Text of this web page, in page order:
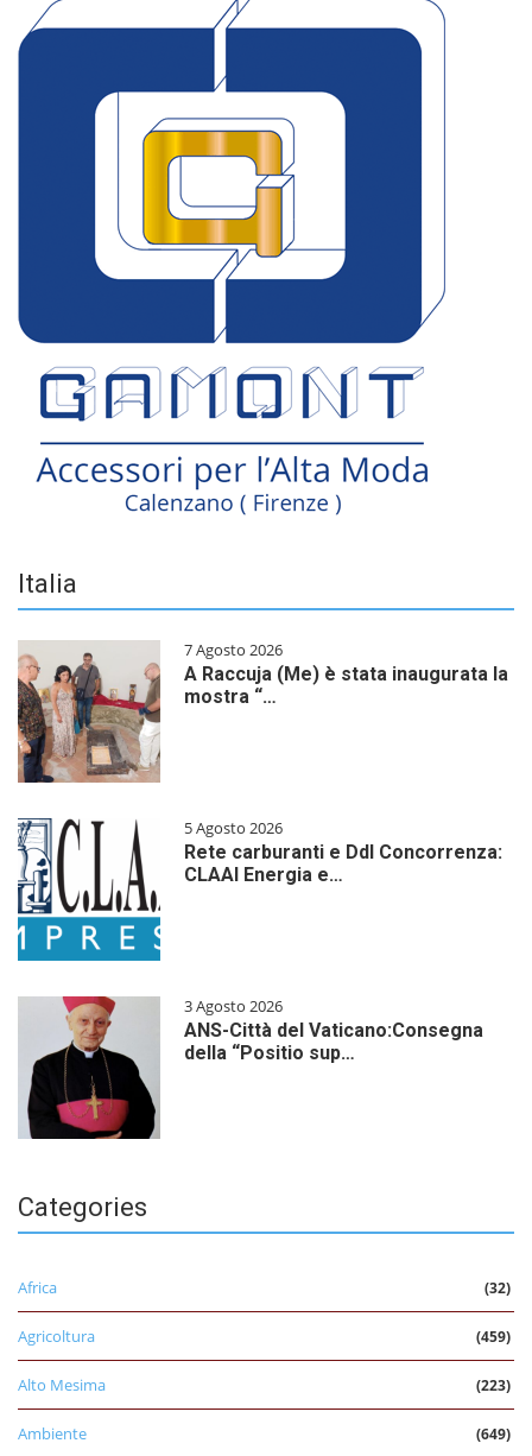
Italia
7 Agosto 2026
A Raccuja (Me) è stata inaugurata la
mostra “…
5 Agosto 2026
Rete carburanti e Ddl Concorrenza:
CLAAI Energia e…
3 Agosto 2026
ANS-Città del Vaticano:Consegna
della “Positio sup…
Categories
Africa (32)
Agricoltura (459)
Alto Mesima (223)
Ambiente (649)